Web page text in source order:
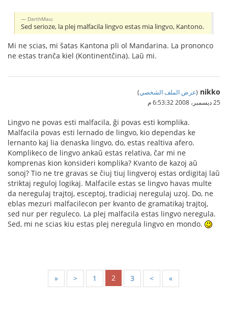
DarthMau:
Sed serioze, la plej malfacila lingvo estas mia lingvo, Kantono.
Mi ne scias, mi ŝatas Kantona pli ol Mandarina. La prononco
ne estas tranĉa kiel (Kontinentĉina). Laŭ mi.
nikko
(عرض الملف الشخصي)
25 ديسمبر، 2008 6:53:32 م
Lingvo ne povas esti malfacila, ĝi povas esti komplika.
Malfacila povas esti lernado de lingvo, kio dependas ke
lernanto kaj lia denaska lingvo, do, estas realtiva afero.
Komplikeco de lingvo ankaŭ estas relativa, ĉar mi ne
komprenas kion konsideri komplika? Kvanto de kazoj aŭ
sonoj? Tio ne tre gravas se ĉiuj tiuj lingveroj estas ordigitaj laŭ
striktaj reguloj logikaj. Malfacile estas se lingvo havas multe
da neregulaj trajtoj, esceptoj, tradiciaj neregulaj uzoj. Do, ne
eblas mezuri malfacilecon per kvanto de gramatikaj trajtoj,
sed nur per reguleco. La plej malfacila estas lingvo neregula.
Sed, mi ne scias kiu estas plej neregula lingvo en mondo.
« < 1 2 3 > »